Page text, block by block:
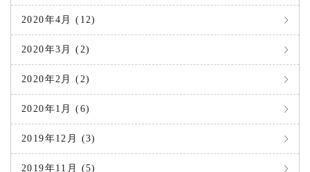
2020年4月 (12)
2020年3月 (2)
2020年2月 (2)
2020年1月 (6)
2019年12月 (3)
2019年11月 (5)